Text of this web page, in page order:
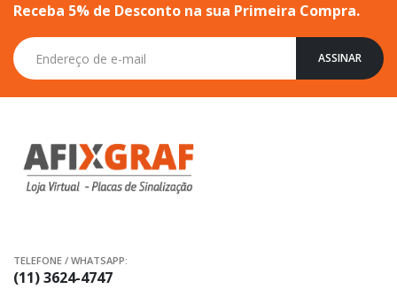
Receba 5% de Desconto na sua Primeira Compra.
Inscreva-
se
na
ASSINAR
TELEFONE / WHATSAPP:
(11) 3624-4747